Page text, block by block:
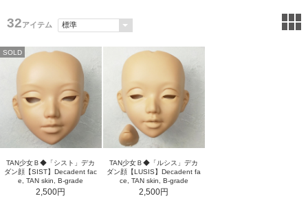
32アイテム
SOLD
TAN少女Ｂ◆「シスト」デカ
ダン顔【SIST】Decadent fac
e, TAN skin, B-grade
2,500円
TAN少女Ｂ◆「ルシス」デカ
ダン顔【LUSIS】Decadent fa
ce, TAN skin, B-grade
2,500円